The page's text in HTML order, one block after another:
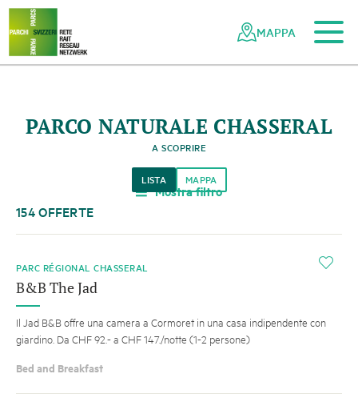
Navigazione
nella
rete
dei
Navigazione
rapida
Al contenuto principale
Alla navigazione mobile
Alla ricerca
Al piè di pagina
Alla mappa del sito
MAPPA
PARCO NATURALE CHASSERAL
A SCOPRIRE
a Mostra filtro
LISTA MAPPA
154 OFFERTE
i
PARC RÉGIONAL CHASSERAL
B&B The Jad
Il Jad B&B offre una camera a Cormoret in una casa indipendente con
giardino. Da CHF 92.- a CHF 147./notte (1-2 persone)
Bed and Breakfast